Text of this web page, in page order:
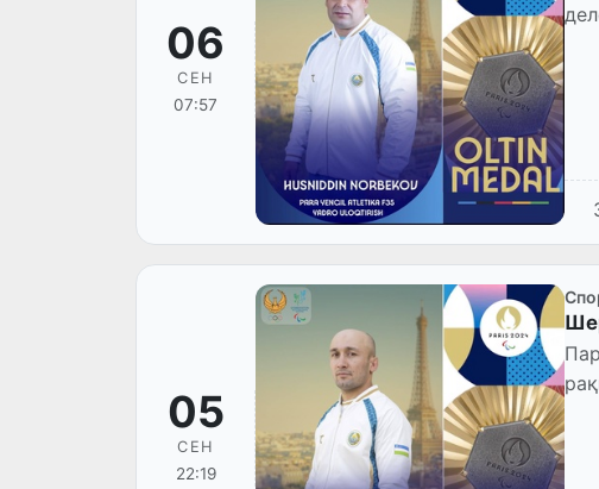
06
СЕН
07:57
05
СЕН
22:19